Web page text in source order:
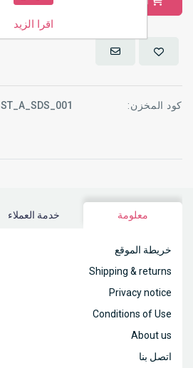
كود المخزن: ST_A_SDS_001
معلومة خدمة العملاء
خريطة الموقع
Shipping & returns
Privacy notice
Conditions of Use
About us
اتصل بنا
اقرا الزيد